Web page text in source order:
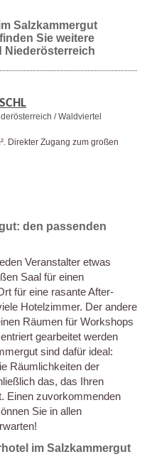
Salzkammergut
Sie weitere
Niederösterreich
/ Waldviertel
Direkter Zugang zum großen
den passenden
Veranstalter etwas
Saal für einen
für eine rasante After-
Hotelzimmer. Der andere
Räumen für Workshops
gearbeitet werden
sind dafür ideal:
Räumlichkeiten der
das, das Ihren
Einen zuvorkommenden
Sie in allen
im Salzkammergut